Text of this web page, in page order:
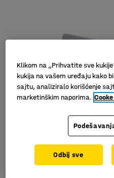
Klikom na „Prihvatite sve
kukija na vašem uređaju kako
sajtu, analiziralo korišćenje
marketinškim naporima.
Odbij sve